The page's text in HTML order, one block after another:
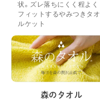
状。ズレ落ちにくく程よく
フィットするやみつきタオ
ルケット
森のタオル